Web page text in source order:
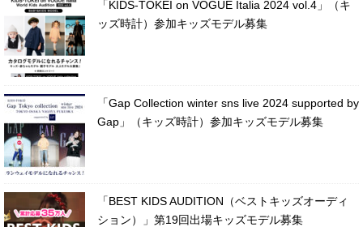
「KIDS-TOKEI on VOGUE Italia 2024 vol.4」（キ
ッズ時計）参加キッズモデル募集
「Gap Collection winter sns live 2024 supported by
Gap」（キッズ時計）参加キッズモデル募集
「BEST KIDS AUDITION（ベストキッズオーディ
ション）」第19回出場キッズモデル募集